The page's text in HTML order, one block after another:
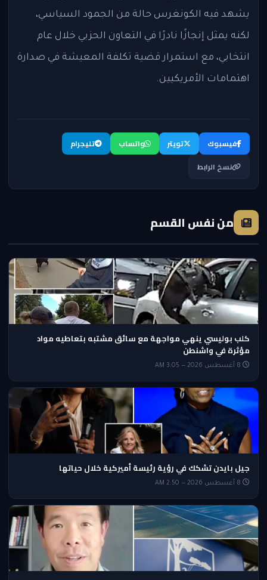
يشهد فيه الكونغرس حالة من الجمود السياسي،
لكنه يمثل إنجازًا نادرًا في التعاون الحزبي خلال عام
انتخابي، مع استمرار قضية تكلفة المعيشة في صدارة
اهتمامات الأمريكيين.
فيسبوك تويتر واتساب
تليجرام
نسخ الرابط
من نفس القسم
كلب بوليسي ينهي مواجهة مع سائق مشتبه بتعاطيه مواد
مؤثرة في واشنطن
جيل بايدن تشكك في رؤية رئيسة أميركية خلال حياتها